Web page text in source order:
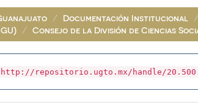
Documentación Institucional
Consejo de la División de Ciencias
http://repositorio.ugto.mx/handle/